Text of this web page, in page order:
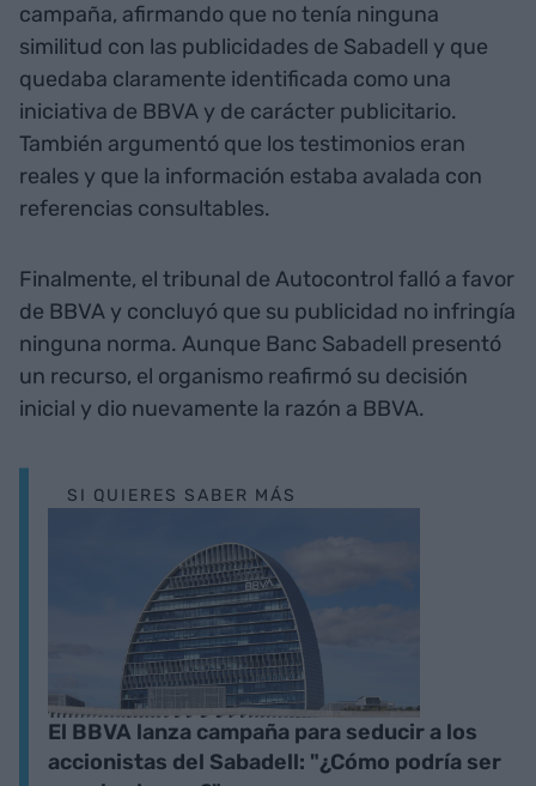
campaña, afirmando que no tenía ninguna
similitud con las publicidades de Sabadell y que
quedaba claramente identificada como una
iniciativa de BBVA y de carácter publicitario.
También argumentó que los testimonios eran
reales y que la información estaba avalada con
referencias consultables.
Finalmente, el tribunal de Autocontrol falló a favor
de BBVA y concluyó que su publicidad no infringía
ninguna norma. Aunque Banc Sabadell presentó
un recurso, el organismo reafirmó su decisión
inicial y dio nuevamente la razón a BBVA.
SI QUIERES SABER MÁS
El BBVA lanza campaña para seducir a los
accionistas del Sabadell: "¿Cómo podría ser